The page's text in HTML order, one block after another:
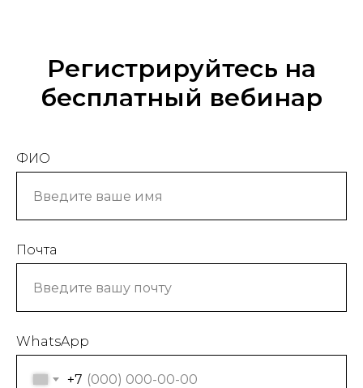
Регистрируйтесь на
бесплатный вебинар
ФИО
Почта
WhatsApp
+7